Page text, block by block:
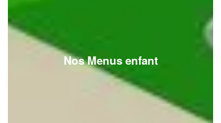
Nos Menus enfant